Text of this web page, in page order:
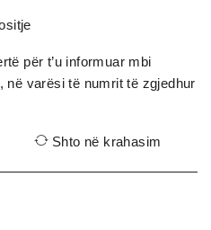
për t’u informuar mbi
varësi të numrit të zgjedhur
Shto në krahasim